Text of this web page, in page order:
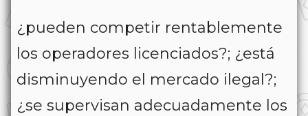
¿pueden competir rentablemente
los operadores licenciados?; ¿está
disminuyendo el mercado ilegal?;
¿se supervisan adecuadamente los